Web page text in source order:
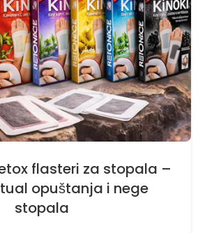
flasteri za stopala –
opuštanja i nege
stopala